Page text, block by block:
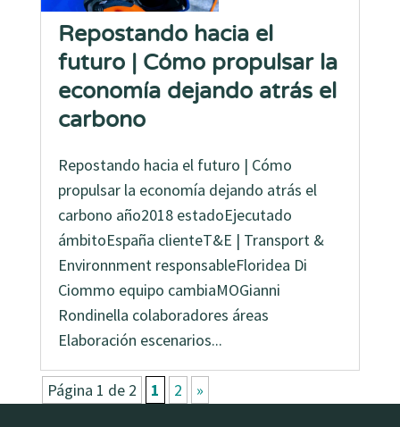
Repostando hacia el
futuro | Cómo propulsar la
economía dejando atrás el
carbono
Repostando hacia el futuro | Cómo
propulsar la economía dejando atrás el
carbono año2018 estadoEjecutado
ámbitoEspaña clienteT&E | Transport &
Environnment responsableFloridea Di
Ciommo equipo cambiaMOGianni
Rondinella colaboradores áreas
Elaboración escenarios...
Página 1 de 2 1 2 »